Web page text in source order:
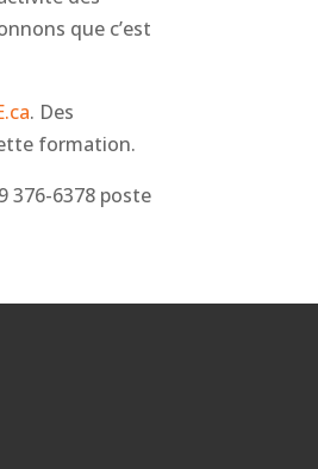
que c’est
. Des
formation.
376-6378 poste